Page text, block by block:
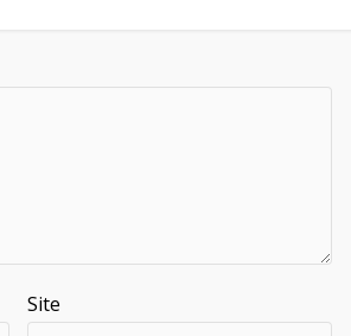
Site